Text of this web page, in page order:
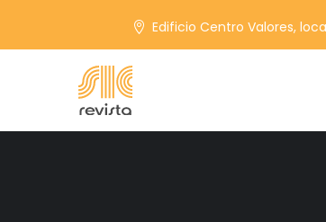
Edificio Centro Valores,